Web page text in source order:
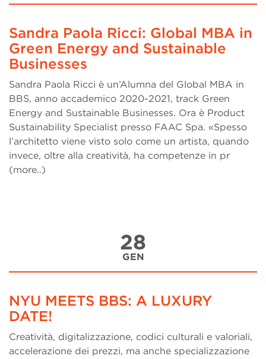
Sandra Paola Ricci: Global MBA in
Green Energy and Sustainable
Businesses
Sandra Paola Ricci è un’Alumna del Global MBA in
BBS, anno accademico 2020-2021, track Green
Energy and Sustainable Businesses. Ora è Product
Sustainability Specialist presso FAAC Spa. «Spesso
l’architetto viene visto solo come un artista, quando
invece, oltre alla creatività, ha competenze in pr
(more..)
28
GEN
NYU MEETS BBS: A LUXURY
DATE!
Creatività, digitalizzazione, codici culturali e valoriali,
accelerazione dei prezzi, ma anche specializzazione